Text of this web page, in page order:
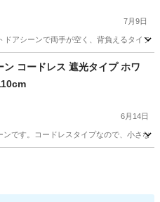
7月9日
ドアシーンで両手が空く、背負えるタイプ
ン コードレス 遮光タイプ ホワ
6月14日
です。コードレスタイプなので、小さな